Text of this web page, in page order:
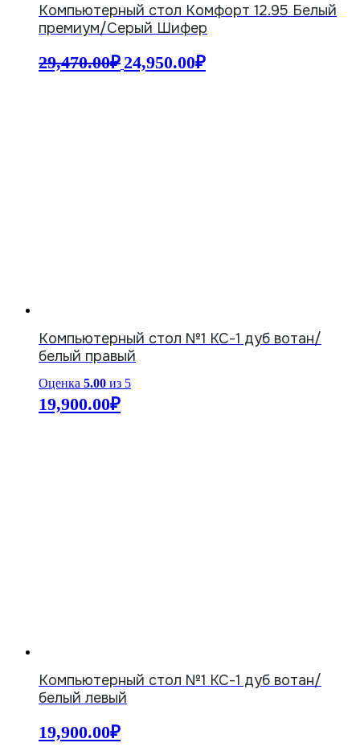
Компьютерный стол Комфорт 12.95 Белый
премиум/Серый Шифер
29,470.00₽ Первоначальная
цена
24,950.00₽Текущая
цена:
Компьютерный стол №1 КС-1 дуб вотан/
белый правый
Оценка 5.00 из 5
19,900.00₽
Компьютерный стол №1 КС-1 дуб вотан/
белый левый
19,900.00₽